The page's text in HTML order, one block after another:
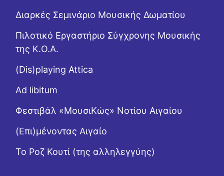
Διαρκές Σεμινάριο Μουσικής Δωματίου
Πιλοτικό Εργαστήριο Σύγχρονης Μουσικής
της Κ.Ο.Α.
(Dis)playing Attica
Ad libitum
Φεστιβάλ «ΜουσιΚώς» Νοτίου Αιγαίου
(Επι)μένοντας Αιγαίο
Το Ροζ Κουτί (της αλληλεγγύης)